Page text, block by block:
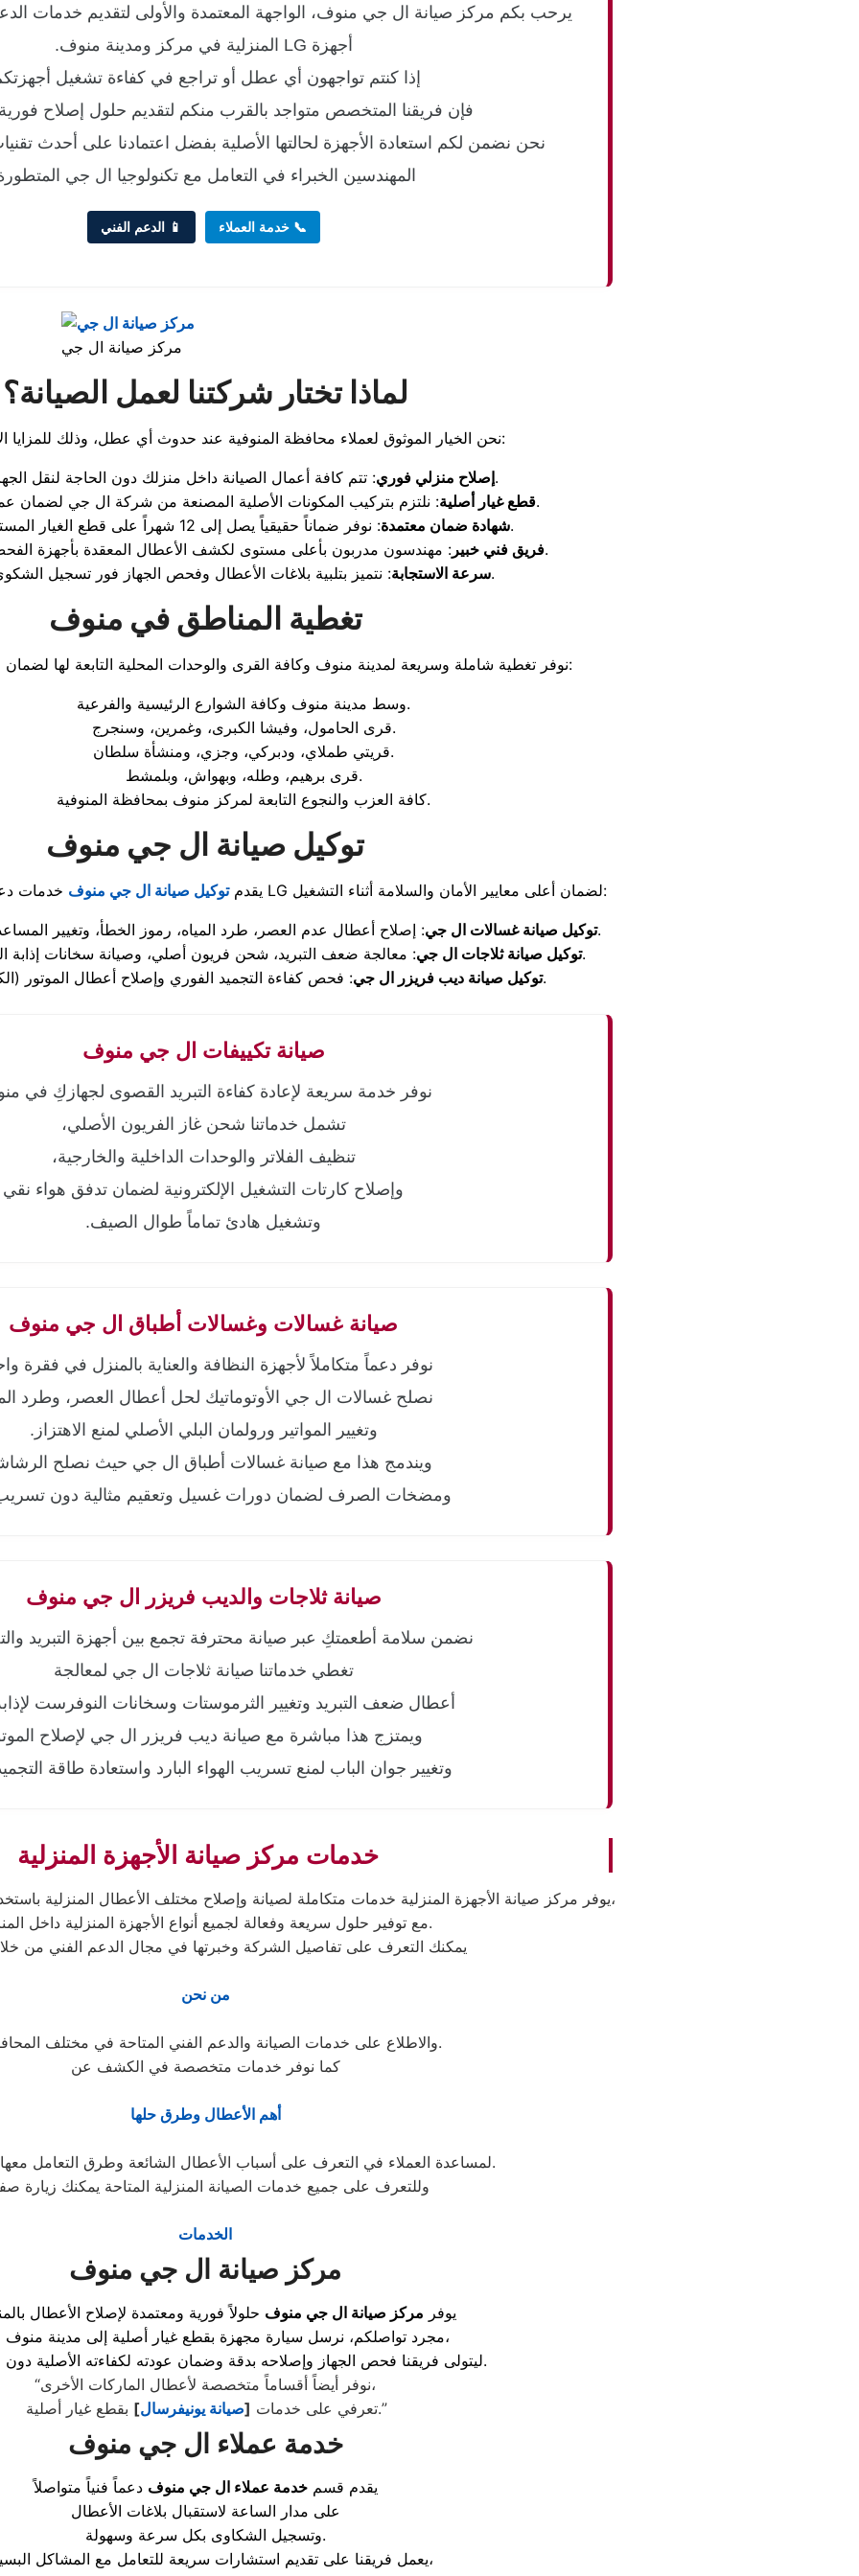
يرحب بكم مركز صيانة ال جي منوف، الواجهة المعتمدة والأولى لتقديم خدمات
أجهزة LG المنزلية في مركز ومدينة منوف.
إذا كنتم تواجهون أي عطل أو تراجع في كفاءة تشغيل
فإن فريقنا المتخصص متواجد بالقرب منكم لتقديم حلول إصلاح
نحن نضمن لكم استعادة الأجهزة لحالتها الأصلية بفضل اعتمادنا على أحدث
المهندسين الخبراء في التعامل مع تكنولوجيا ال جي
📞 خدمة العملاء 📱 الدعم الفني
مركز صيانة ال جي
لماذا تختار شركتنا لعمل الصيانة؟
نحن الخيار الموثوق لعملاء محافظة المنوفية عند حدوث أي عطل، وذلك للمزايا الاستثنائية التالية:
إصلاح منزلي فوري: تتم كافة أعمال الصيانة داخل منزلك دون الحاجة لنقل الجهاز.
قطع غيار أصلية: نلتزم بتركيب المكونات الأصلية المصنعة من شركة ال جي لضمان عمر أطول.
شهادة ضمان معتمدة: نوفر ضماناً حقيقياً يصل إلى 12 شهراً على قطع الغيار المستبدلة.
فريق فني خبير: مهندسون مدربون بأعلى مستوى لكشف الأعطال المعقدة بأجهزة الفحص الحديثة.
سرعة الاستجابة: نتميز بتلبية بلاغات الأعطال وفحص الجهاز فور تسجيل الشكوى.
تغطية المناطق في منوف
نوفر تغطية شاملة وسريعة لمدينة منوف وكافة القرى والوحدات المحلية التابعة لها لضمان وصول الدعم الفني سريعاً:
وسط مدينة منوف وكافة الشوارع الرئيسية والفرعية.
قرى الحامول، وفيشا الكبرى، وغمرين، وسنجرج.
قريتي طملاي، ودبركي، وجزي، ومنشأة سلطان.
قرى برهيم، وطله، وبهواش، وبلمشط.
كافة العزب والنجوع التابعة لمركز منوف بمحافظة المنوفية.
توكيل صيانة ال جي منوف
يقدمتوكيل صيانة ال جي منوف خدمات دعم متخصصة لجميع فئات أجهزة LG لضمان أعلى معايير الأمان والسلامة أثناء التشغيل:
توكيل صيانة غسالات ال جي: إصلاح أعطال عدم العصر، طرد المياه، رموز الخطأ، وتغيير المساعدين ورولمان البلي.
توكيل صيانة ثلاجات ال جي: معالجة ضعف التبريد، شحن فريون أصلي، وصيانة سخانات إذابة الثلج والنوفرست.
توكيل صيانة ديب فريزر ال جي: فحص كفاءة التجميد الفوري وإصلاح أعطال الموتور (الكمبروسر).
صيانة تكييفات ال جي منوف
نوفر خدمة سريعة لإعادة كفاءة التبريد القصوى لجهازكِ في
تشمل خدماتنا شحن غاز الفريون الأصلي،
تنظيف الفلاتر والوحدات الداخلية والخارجية،
وإصلاح كارتات التشغيل الإلكترونية لضمان تدفق هواء نقي
وتشغيل هادئ تماماً طوال الصيف.
صيانة غسالات وغسالات أطباق ال جي منوف
نوفر دعماً متكاملاً لأجهزة النظافة والعناية بالمنزل في فقرة
نصلح غسالات ال جي الأوتوماتيك لحل أعطال العصر، وطرد
وتغيير المواتير ورولمان البلي الأصلي لمنع الاهتزاز.
ويندمج هذا مع صيانة غسالات أطباق ال جي حيث نصلح
ومضخات الصرف لضمان دورات غسيل وتعقيم مثالية دون
صيانة ثلاجات والديب فريزر ال جي منوف
نضمن سلامة أطعمتكِ عبر صيانة محترفة تجمع بين أجهزة التبريد
تغطي خدماتنا صيانة ثلاجات ال جي لمعالجة
أعطال ضعف التبريد وتغيير الثرموستات وسخانات النوفرست
ويمتزج هذا مباشرة مع صيانة ديب فريزر ال جي لإصلاح
وتغيير جوان الباب لمنع تسريب الهواء البارد واستعادة طاقة
خدمات مركز صيانة الأجهزة المنزلية
يوفر مركز صيانة الأجهزة المنزلية خدمات متكاملة لصيانة وإصلاح مختلف الأعطال المنزلية باستخدام أحدث أجهزة الفحص والصيانة،
مع توفير حلول سريعة وفعالة لجميع أنواع الأجهزة المنزلية داخل المنازل.
يمكنك التعرف على تفاصيل الشركة وخبرتها في مجال الدعم الفني من
من نحن
والاطلاع على خدمات الصيانة والدعم الفني المتاحة في مختلف المحافظات.
كما نوفر خدمات متخصصة في الكشف عن
أهم الأعطال وطرق حلها
لمساعدة العملاء في التعرف على أسباب الأعطال الشائعة وطرق التعامل معها بشكل صحيح.
وللتعرف على جميع خدمات الصيانة المنزلية المتاحة يمكنك زيارة
الخدمات
مركز صيانة ال جي منوف
يوفر مركز صيانة ال جي منوف حلولاً فورية ومعتمدة لإصلاح الأعطال
مجرد تواصلكم، نرسل سيارة مجهزة بقطع غيار أصلية إلى مدينة منوف وقراها،
ليتولى فريقنا فحص الجهاز وإصلاحه بدقة وضمان عودته لكفاءته الأصلية دون الحاجة لنقله.
“نوفر أيضاً أقساماً متخصصة لأعطال الماركات الأخرى،
تعرفي على خدمات [صيانة يونيفرسال] بقطع غيار أصلية.”
خدمة عملاء ال جي منوف
يقدم قسمخدمة عملاء ال جي منوف دعماً فنياً متواصلاً
على مدار الساعة لاستقبال بلاغات الأعطال
وتسجيل الشكاوى بكل سرعة وسهولة.
يعمل فريقنا على تقديم استشارات سريعة للتعامل مع المشاكل البسيطة،